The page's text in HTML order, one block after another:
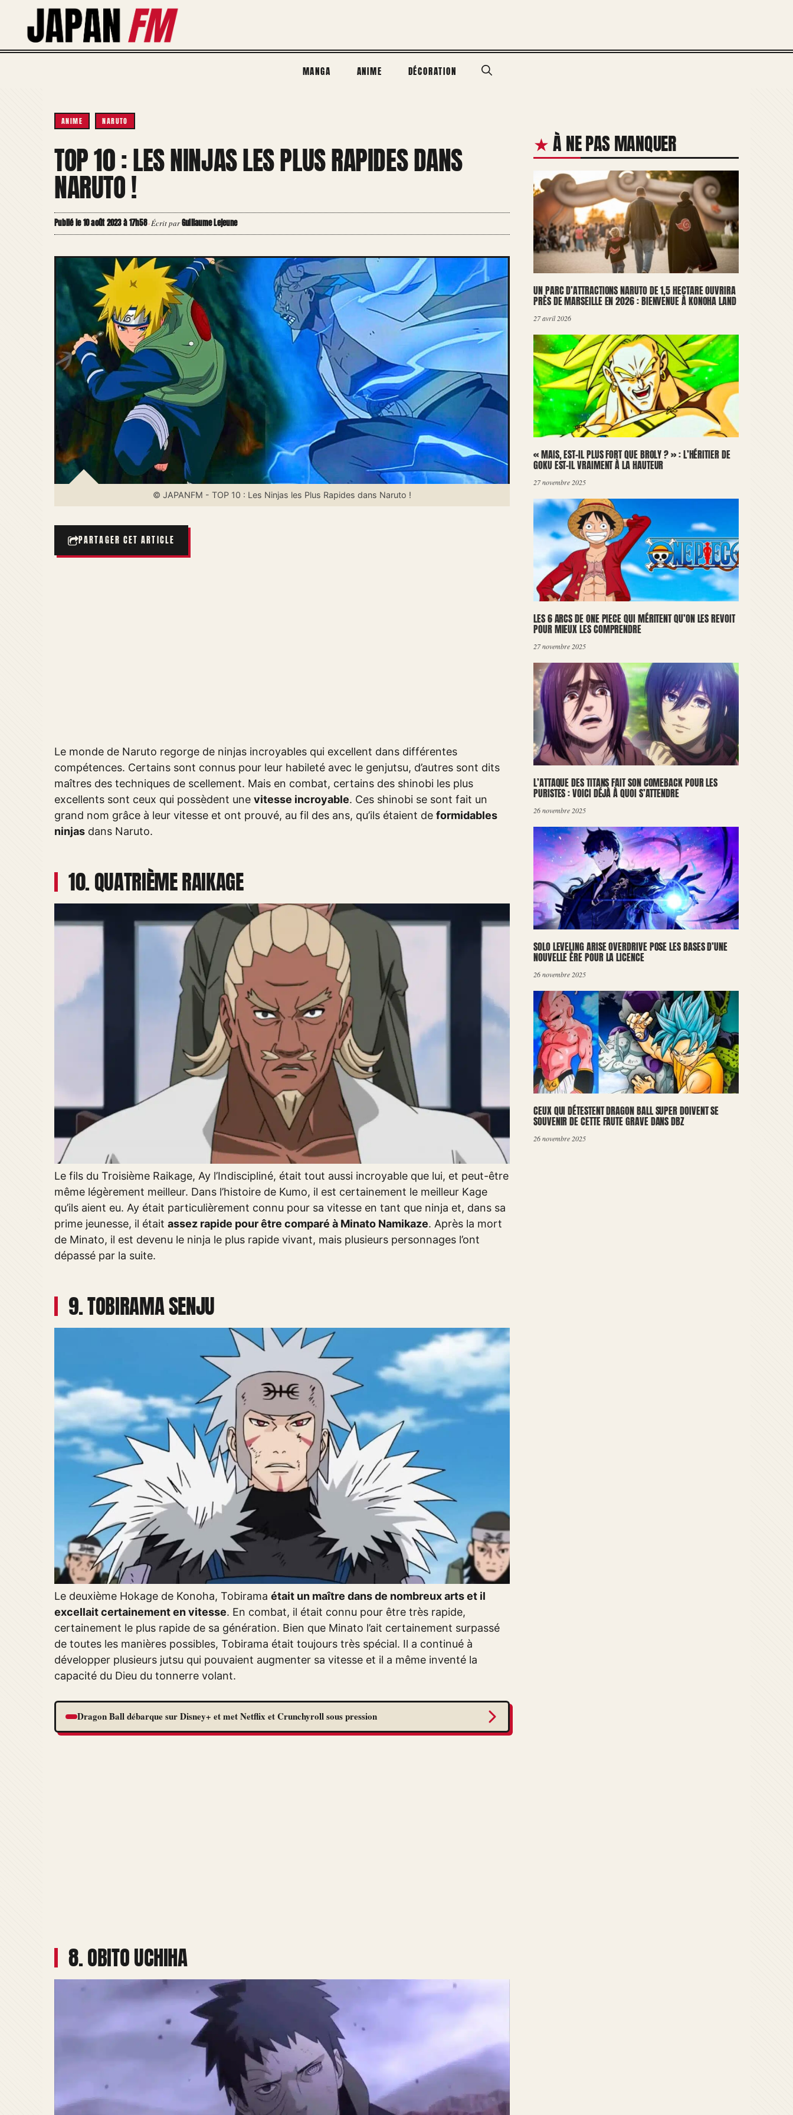
contenu
MANGA ANIME DÉCORATION
ANIME NARUTO
TOP 10 : LES NINJAS LES PLUS RAPIDES DANS
NARUTO !
Publié le 10 août 2023 à 17h58·Écrit parGuillaume Lejeune
© JAPANFM - TOP 10 : Les Ninjas les Plus Rapides dans Naruto !
PARTAGER CET ARTICLE
Le monde de Naruto regorge de ninjas incroyables qui excellent dans différentes
compétences. Certains sont connus pour leur habileté avec le genjutsu, d’autres sont dits
maîtres des techniques de scellement. Mais en combat, certains des shinobi les plus
excellents sont ceux qui possèdent une vitesse incroyable. Ces shinobi se sont fait un
grand nom grâce à leur vitesse et ont prouvé, au fil des ans, qu’ils étaient de formidables
ninjas dans Naruto.
10. QUATRIÈME RAIKAGE
Le fils du Troisième Raikage, Ay l’Indiscipliné, était tout aussi incroyable que lui, et peut-être
même légèrement meilleur. Dans l’histoire de Kumo, il est certainement le meilleur Kage
qu’ils aient eu. Ay était particulièrement connu pour sa vitesse en tant que ninja et, dans sa
prime jeunesse, il était assez rapide pour être comparé à Minato Namikaze. Après la mort
de Minato, il est devenu le ninja le plus rapide vivant, mais plusieurs personnages l’ont
dépassé par la suite.
9. TOBIRAMA SENJU
Le deuxième Hokage de Konoha, Tobirama était un maître dans de nombreux arts et il
excellait certainement en vitesse. En combat, il était connu pour être très rapide,
certainement le plus rapide de sa génération. Bien que Minato l’ait certainement surpassé
de toutes les manières possibles, Tobirama était toujours très spécial. Il a continué à
développer plusieurs jutsu qui pouvaient augmenter sa vitesse et il a même inventé la
capacité du Dieu du tonnerre volant.
Dragon Ball débarque sur Disney+ et met Netflix et Crunchyroll sous pression
8. OBITO UCHIHA
À NE PAS MANQUER
UN PARC D’ATTRACTIONS NARUTO DE 1,5 HECTARE OUVRIRA
PRÈS DE MARSEILLE EN 2026 : BIENVENUE À KONOHA LAND
27 avril 2026
« MAIS, EST-IL PLUS FORT QUE BROLY ? » : L’HÉRITIER DE
GOKU EST-IL VRAIMENT À LA HAUTEUR
27 novembre 2025
LES 6 ARCS DE ONE PIECE QUI MÉRITENT QU’ON LES REVOIT
POUR MIEUX LES COMPRENDRE
27 novembre 2025
L’ATTAQUE DES TITANS FAIT SON COMEBACK POUR LES
PURISTES : VOICI DÉJÀ À QUOI S’ATTENDRE
26 novembre 2025
SOLO LEVELING ARISE OVERDRIVE POSE LES BASES D’UNE
NOUVELLE ÈRE POUR LA LICENCE
26 novembre 2025
CEUX QUI DÉTESTENT DRAGON BALL SUPER DOIVENT SE
SOUVENIR DE CETTE FAUTE GRAVE DANS DBZ
26 novembre 2025